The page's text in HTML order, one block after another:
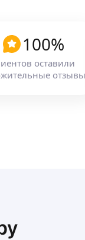
100%
оставили
отзывы